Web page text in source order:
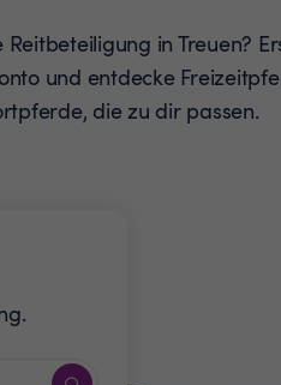
Reitbeteiligung in Treuen?
und entdecke
die zu dir passen.